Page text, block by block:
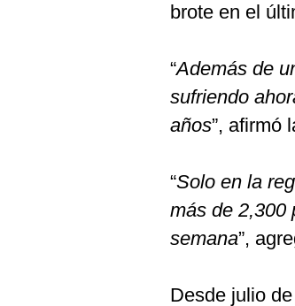
brote en el
“Además de
sufriendo
años”, afirmó
“Solo en la
más de 2,300
semana”,
Desde julio